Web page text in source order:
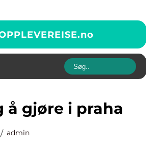
no
å gjøre i praha
admin